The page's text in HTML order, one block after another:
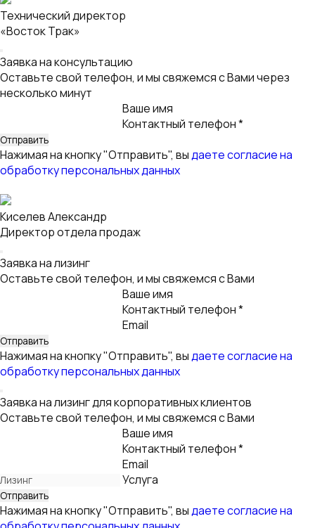
Email
Нажимая на кнопку "Отправить", вы
обработку персональных данных
Заявка на лизинг для корпоративных клиентов
Оставьте свой телефон, и мы свяжемся с Вами
Ваше имя
Контактный телефон *
Email
Услуга
Нажимая на кнопку "Отправить", вы
обработку персональных данных
Благодарим
за заявку!
Мы получили Вашу заявку и скоро свяжемся с Вами